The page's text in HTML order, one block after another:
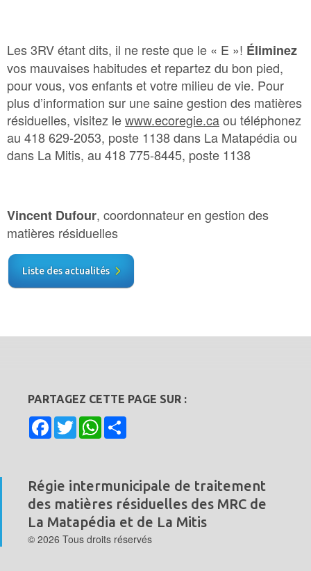
Les 3RV étant dits, il ne reste que le « E »! Éliminez
vos mauvaises habitudes et repartez du bon pied,
pour vous, vos enfants et votre milieu de vie. Pour
plus d’information sur une saine gestion des matières
résiduelles, visitez lewww.ecoregie.caou téléphonez
au 418 629-2053, poste 1138 dans La Matapédia ou
dans La Mitis, au 418 775-8445, poste 1138
Vincent Dufour, coordonnateur en gestion des
matières résiduelles
Liste des actualités
PARTAGEZ CETTE PAGE SUR :
Facebook
TwitterWhatsApp
Régie intermunicipale de traitement
des matières résiduelles des MRC de
La Matapédia et de La Mitis
© 2026 Tous droits réservés